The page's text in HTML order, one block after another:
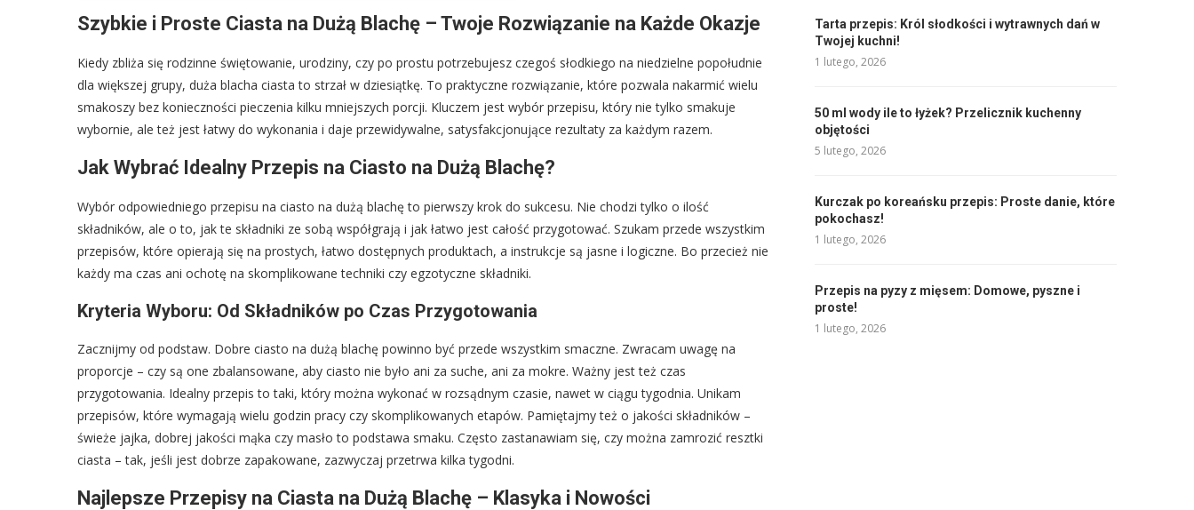
Szybkie i Proste Ciasta na Dużą Blachę – Twoje Rozwiązanie na Każde Okazje
Kiedy zbliża się rodzinne świętowanie, urodziny, czy po prostu potrzebujesz czegoś słodkiego na niedzielne popołudnie
dla większej grupy, duża blacha ciasta to strzał w dziesiątkę. To praktyczne rozwiązanie, które pozwala nakarmić wielu
smakoszy bez konieczności pieczenia kilku mniejszych porcji. Kluczem jest wybór przepisu, który nie tylko smakuje
wybornie, ale też jest łatwy do wykonania i daje przewidywalne, satysfakcjonujące rezultaty za każdym razem.
Jak Wybrać Idealny Przepis na Ciasto na Dużą Blachę?
Wybór odpowiedniego przepisu na ciasto na dużą blachę to pierwszy krok do sukcesu. Nie chodzi tylko o ilość
składników, ale o to, jak te składniki ze sobą współgrają i jak łatwo jest całość przygotować. Szukam przede wszystkim
przepisów, które opierają się na prostych, łatwo dostępnych produktach, a instrukcje są jasne i logiczne. Bo przecież nie
każdy ma czas ani ochotę na skomplikowane techniki czy egzotyczne składniki.
Kryteria Wyboru: Od Składników po Czas Przygotowania
Zacznijmy od podstaw. Dobre ciasto na dużą blachę powinno być przede wszystkim smaczne. Zwracam uwagę na
proporcje – czy są one zbalansowane, aby ciasto nie było ani za suche, ani za mokre. Ważny jest też czas
przygotowania. Idealny przepis to taki, który można wykonać w rozsądnym czasie, nawet w ciągu tygodnia. Unikam
przepisów, które wymagają wielu godzin pracy czy skomplikowanych etapów. Pamiętajmy też o jakości składników –
świeże jajka, dobrej jakości mąka czy masło to podstawa smaku. Często zastanawiam się, czy można zamrozić resztki
ciasta – tak, jeśli jest dobrze zapakowane, zazwyczaj przetrwa kilka tygodni.
Najlepsze Przepisy na Ciasta na Dużą Blachę – Klasyka i Nowości
Tarta przepis: Król słodkości i wytrawnych dań w
Twojej kuchni!
1 lutego, 2026
50 ml wody ile to łyżek? Przelicznik kuchenny
objętości
5 lutego, 2026
Kurczak po koreańsku przepis: Proste danie, które
pokochasz!
1 lutego, 2026
Przepis na pyzy z mięsem: Domowe, pyszne i
proste!
1 lutego, 2026